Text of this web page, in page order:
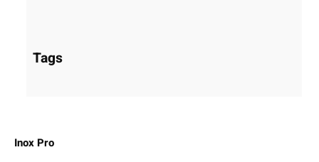
Tags
Inox Pro